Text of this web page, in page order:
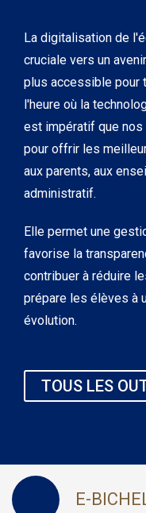
La digitalisation de
cruciale vers un
plus accessible pour
l'heure où la
est impératif que
pour offrir les
aux parents, aux
administratif.
Elle permet une
favorise la
contribuer à réduire
prépare les élèves à
évolution.
TOUS LES
E-